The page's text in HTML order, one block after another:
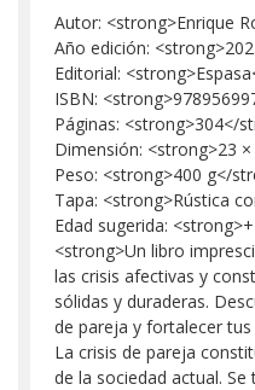
Autor: <strong>Enrique
Año edición:
Editorial:
ISBN:
Páginas: <strong>304</
Dimensión: <strong>23
Peso: <strong>400 g</
Tapa: <strong>Rústica
Edad sugerida:
<strong>Un libro
las crisis afectivas y
sólidas y duraderas.
de pareja y fortalecer
La crisis de pareja
de la sociedad actual.